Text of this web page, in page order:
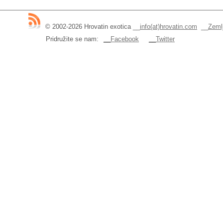
© 2002-2026 Hrovatin exotica__ info(at)hrovatin.com
Pridružite se nam:
__Facebook __Twitter